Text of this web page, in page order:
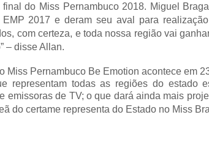
do Miss Pernambuco 2018. Miguel
2017 e deram seu aval para
com certeza, e toda nossa região vai
– disse Allan.
Miss Pernambuco Be Emotion acontece em
representam todas as regiões do estado
emissoras de TV; o que dará ainda mais
do certame representa do Estado no Miss